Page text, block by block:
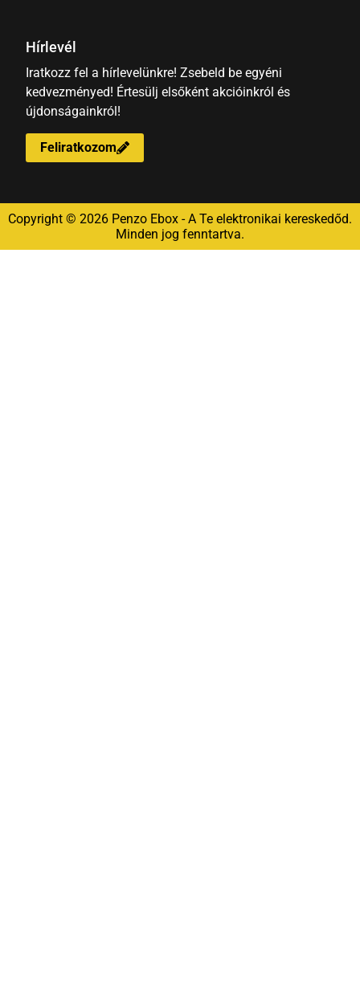
Hírlevél
Iratkozz fel a hírlevelünkre! Zsebeld be egyéni
kedvezményed! Értesülj elsőként akcióinkról és
újdonságainkról!
Feliratkozom
Copyright © 2026 Penzo Ebox - A Te elektronikai kereskedőd.
Minden jog fenntartva.